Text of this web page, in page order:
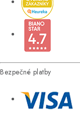
Bezpečné platby